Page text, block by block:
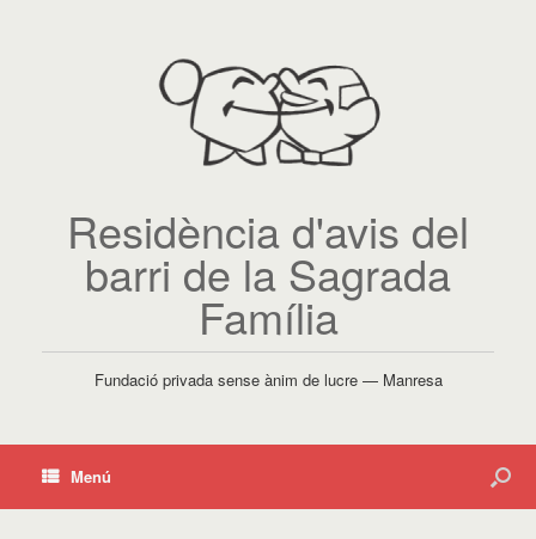
Residència d'avis del
barri de la Sagrada
Família
Fundació privada sense ànim de lucre — Manresa
Menú